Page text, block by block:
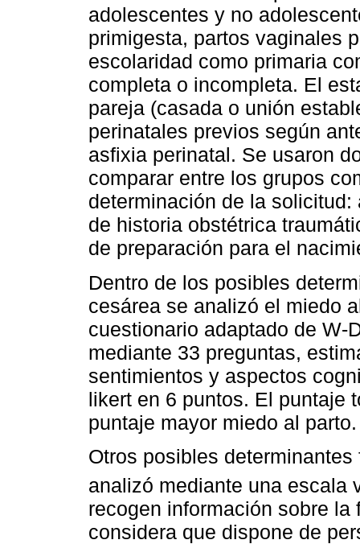
adolescentes y no
primigesta, partos vaginales
escolaridad como primaria
completa o incompleta. El
pareja (casada o unión
perinatales previos según
asfixia perinatal. Se usaron
comparar entre los grupos
determinación de la
de historia obstétrica
de preparación para el
Dentro de los posibles
cesárea se analizó el miedo
cuestionario adaptado de W-
mediante 33 preguntas,
sentimientos y aspectos
likert en 6 puntos. El puntaje
puntaje mayor miedo al parto.
Otros posibles
analizó mediante una escala
recogen información sobre
considera que dispone de